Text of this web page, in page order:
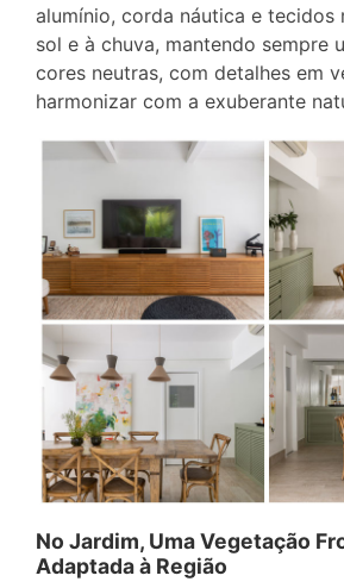
alumínio, corda náutica e tecidos
sol e à chuva, mantendo sempre
cores neutras, com detalhes em
harmonizar com a exuberante
No Jardim, Uma Vegetação
Adaptada à Região